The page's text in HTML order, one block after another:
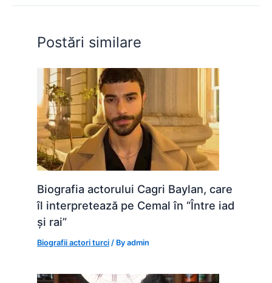
o
o
k
p
p
n
g
er
Postări similare
Biografia actorului Cagri Baylan, care
îl interpretează pe Cemal în “Între iad
și rai”
Biografii actori turci / Byadmin